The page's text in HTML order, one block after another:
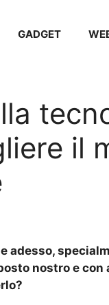
GADGET
il
adesso,
nostro e